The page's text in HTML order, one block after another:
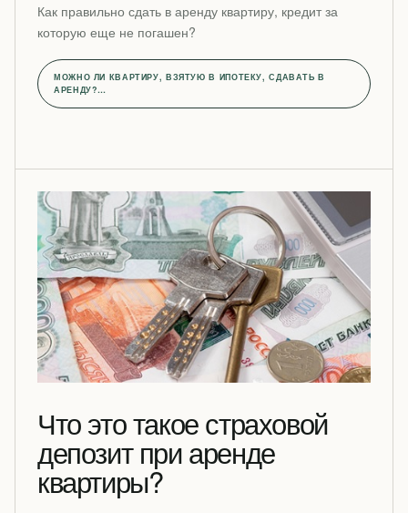
Как правильно сдать в аренду квартиру, кредит за
которую еще не погашен?
МОЖНО ЛИ КВАРТИРУ, ВЗЯТУЮ В ИПОТЕКУ, СДАВАТЬ В
АРЕНДУ?…
Что это такое страховой
депозит при аренде
квартиры?